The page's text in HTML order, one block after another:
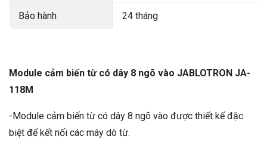
Bảo hành 24 tháng
Module cảm biến từ có dây 8 ngõ vào JABLOTRON JA-
118M
-Module cảm biến từ có dây 8 ngõ vào được thiết kế đặc
biệt để kết nối các máy dò từ.